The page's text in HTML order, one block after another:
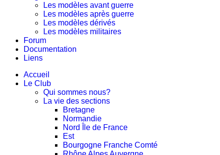
Les modèles avant guerre
Les modèles après guerre
Les modèles dérivés
Les modèles militaires
Forum
Documentation
Liens
Accueil
Le Club
Qui sommes nous?
La vie des sections
Bretagne
Normandie
Nord Île de France
Est
Bourgogne Franche Comté